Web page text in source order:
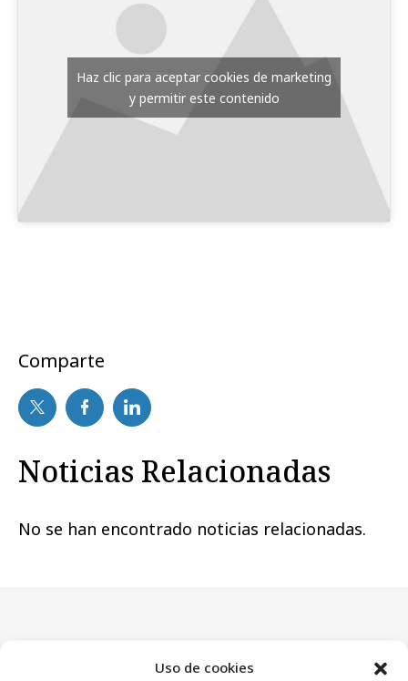
Uso de cookies
Haz clic para aceptar cookies de marketing
y permitir este contenido
Comparte
Noticias Relacionadas
No se han encontrado noticias relacionadas.
Artículos recientes